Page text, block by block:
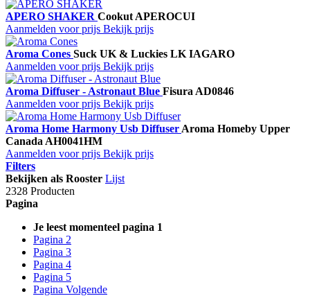
APERO SHAKER Cookut APEROCUI
Aanmelden voor prijs Bekijk prijs
Aroma Cones Suck UK & Luckies LK IAGARO
Aanmelden voor prijs Bekijk prijs
Aroma Diffuser - Astronaut Blue Fisura AD0846
Aanmelden voor prijs Bekijk prijs
Aroma Home Harmony Usb Diffuser Aroma Homeby Upper
Canada AH0041HM
Aanmelden voor prijs Bekijk prijs
Filters
Bekijken als Rooster Lijst
2328 Producten
Pagina
Je leest momenteel pagina 1
Pagina 2
Pagina 3
Pagina 4
Pagina 5
Pagina Volgende